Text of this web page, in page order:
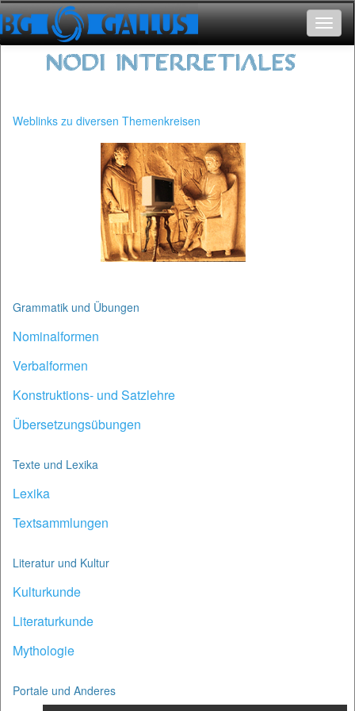
Toggle
Weblinks zu diversen Themenkreisen
Grammatik und Übungen
Nominalformen
Verbalformen
Konstruktions- und Satzlehre
Übersetzungsübungen
Texte und Lexika
Lexika
Textsammlungen
Literatur und Kultur
Kulturkunde
Literaturkunde
Mythologie
Portale und Anderes